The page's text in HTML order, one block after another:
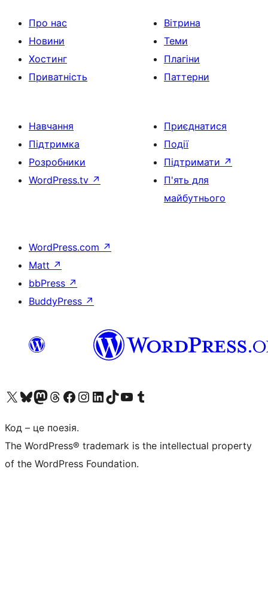
Про нас
Новини
Хостинг
Приватність
Вітрина
Теми
Плагіни
Паттерни
Навчання
Підтримка
Розробники
WordPress.tv ↗
Приєднатися
Події
Підтримати ↗
П'ять для
майбутнього
WordPress.com ↗
Matt ↗
bbPress ↗
BuddyPress ↗
Visit our X (formerly Twitter) account
Visit our Bluesky account
Завітайте до нашої стрічки в Mastodon
Visit our Threads account
Завітайте на нашу сторінку в Facebook
Visit our Instagram account
Visit our LinkedIn account
Visit our TikTok account
Visit our YouTube channel
Visit our Tumblr account
Код – це поезія.
The WordPress® trademark is the intellectual property
of the WordPress Foundation.